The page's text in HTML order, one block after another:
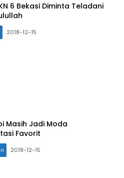
6 Bekasi Diminta Teladani
2018-12-15
Masih Jadi Moda
Favorit
2018-12-15